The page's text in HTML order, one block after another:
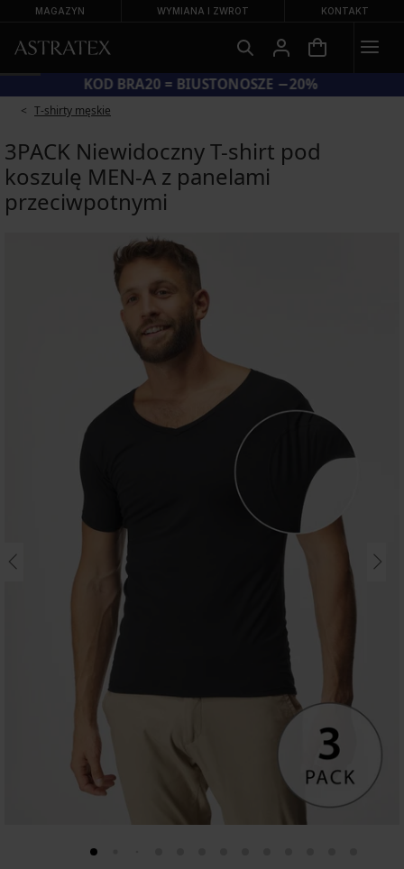
MAGAZYN WYMIANA I ZWROT KONTAKT
KOD BRA20 = BIUSTONOSZE −20%
T-shirty męskie
3PACK Niewidoczny T-shirt pod
koszulę MEN-A z panelami
przeciwpotnymi